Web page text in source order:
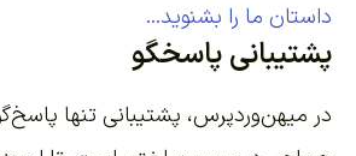
داستان ما را بشنوید...
پشتیبانی پاسخگو
در میهن‌وردپرس، پشتیبانی تنها